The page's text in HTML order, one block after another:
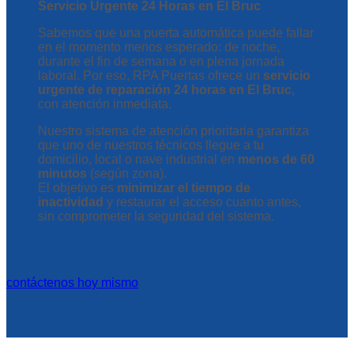
Servicio Urgente 24 Horas en El Bruc
Sabemos que una puerta automática puede fallar
en el momento menos esperado: de noche,
durante el fin de semana o en plena jornada
laboral. Por eso, RPA Puertas ofrece un servicio
urgente de reparación 24 horas en El Bruc,
con atención inmediata.
Nuestro sistema de atención prioritaria garantiza
que uno de nuestros técnicos llegue a tu
domicilio, local o nave industrial en menos de 60
minutos (según zona).
El objetivo es minimizar el tiempo de
inactividad y restaurar el acceso cuanto antes,
sin comprometer la seguridad del sistema.
contáctenos hoy mismo